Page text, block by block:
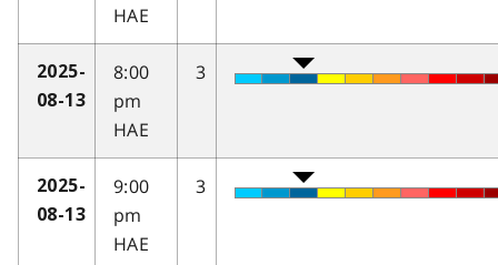
HAE
2025-
08-13
8:00
pm
HAE
3
2025-
08-13
9:00
pm
HAE
3